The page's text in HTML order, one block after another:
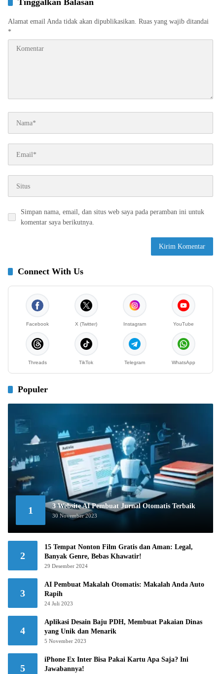
Tinggalkan Balasan
Alamat email Anda tidak akan dipublikasikan. Ruas yang wajib ditandai
*
Simpan nama, email, dan situs web saya pada peramban ini untuk
komentar saya berikutnya.
Connect With Us
Facebook X (Twitter) Instagram YouTube
Threads TikTok Telegram WhatsApp
Populer
1 3 Website AI Pembuat Jurnal Otomatis Terbaik
30 November 2023
2
15 Tempat Nonton Film Gratis dan Aman: Legal,
Banyak Genre, Bebas Khawatir!
29 Desember 2024
3
AI Pembuat Makalah Otomatis: Makalah Anda Auto
Rapih
24 Juli 2023
4
Aplikasi Desain Baju PDH, Membuat Pakaian Dinas
yang Unik dan Menarik
5 November 2023
5
iPhone Ex Inter Bisa Pakai Kartu Apa Saja? Ini
Jawabannya!